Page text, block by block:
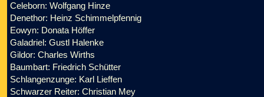
Celeborn: Wolfgang Hinze
Denethor: Heinz Schimmelpfennig
Eowyn: Donata Höffer
Galadriel: Gustl Halenke
Gildor: Charles Wirths
Baumbart: Friedrich Schütter
Schlangenzunge: Karl Lieffen
Schwarzer Reiter: Christian Mey